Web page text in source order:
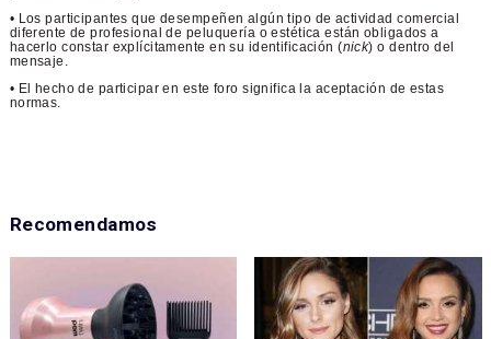
• Los participantes que desempeñen algún tipo de actividad comercial
diferente de profesional de peluquería o estética están obligados a
hacerlo constar explícitamente en su identificación (nick) o dentro del
mensaje.
• El hecho de participar en este foro significa la aceptación de estas
normas.
Recomendamos